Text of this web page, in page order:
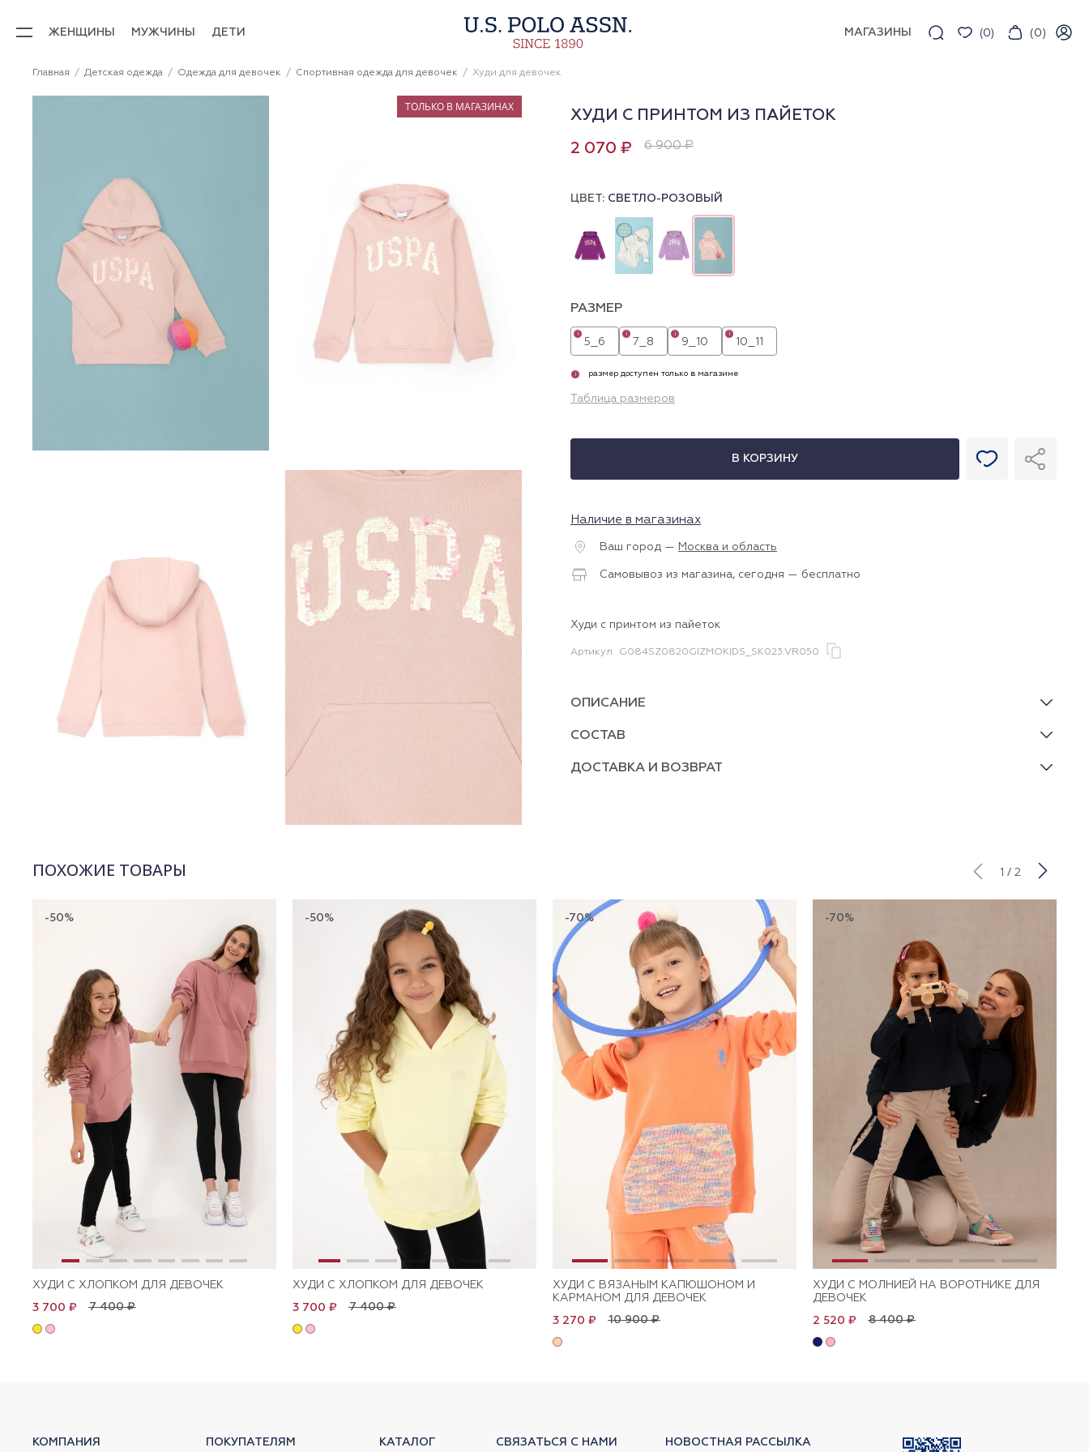
ЖЕНЩИНЫ МУЖЧИНЫ ДЕТИ МАГАЗИНЫ (0) (0)
Главная Детская одежда Одежда для девочек Спортивная одежда для девочек Худи для девочек
ТОЛЬКО В МАГАЗИНАХ
ХУДИ С ПРИНТОМ ИЗ ПАЙЕТОК
2 070 ₽ 6 900 ₽
ЦВЕТ: СВЕТЛО-РОЗОВЫЙ
РАЗМЕР
5_6
i
7_8
i
9_10
i
10_11
i
i размер доступен только в магазине
Таблица размеров
В КОРЗИНУ
Наличие в магазинах
Ваш город — Москва и область
Самовывоз из магазина, сегодня — бесплатно
Худи с принтом из пайеток
Артикул G084SZ0820GIZMOKIDS_SK023.VR050
ОПИСАНИЕ
СОСТАВ
ДОСТАВКА И ВОЗВРАТ
ПОХОЖИЕ ТОВАРЫ 1 / 2
-50%
ХУДИ С ХЛОПКОМ ДЛЯ ДЕВОЧЕК
7 400 ₽
3 700 ₽
-50%
ХУДИ С ХЛОПКОМ ДЛЯ ДЕВОЧЕК
7 400 ₽
3 700 ₽
-70%
ХУДИ С ВЯЗАНЫМ КАПЮШОНОМ И
КАРМАНОМ ДЛЯ ДЕВОЧЕК
10 900 ₽
3 270 ₽
-70%
ХУДИ С МОЛНИЕЙ НА ВОРОТНИКЕ ДЛЯ
ДЕВОЧЕК
8 400 ₽
2 520 ₽
КОМПАНИЯ ПОКУПАТЕЛЯМ КАТАЛОГ СВЯЗАТЬСЯ С НАМИ НОВОСТНАЯ РАССЫЛКА